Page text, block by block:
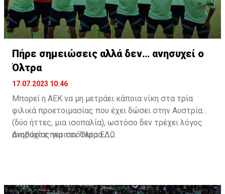
Πήρε σημειώσεις αλλά δεν… ανησυχεί ο
Όλτρα
17.07.2023 10:46
Μπορεί η ΑΕΚ να μη μετράει κάποια νίκη στα τρία
φιλικά προετοιμασίας που έχει δώσει στην Αυστρία
(δύο ήττες, μια ισοπαλία), ωστόσο δεν τρέχει λόγος
ανησυχίας για τον Όλτρα.
Διαβάστε περισσότεραΕΔΩ.